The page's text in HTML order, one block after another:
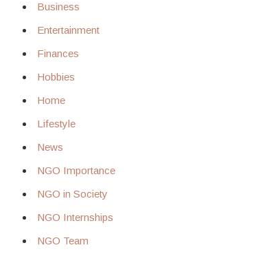
Business
Entertainment
Finances
Hobbies
Home
Lifestyle
News
NGO Importance
NGO in Society
NGO Internships
NGO Team